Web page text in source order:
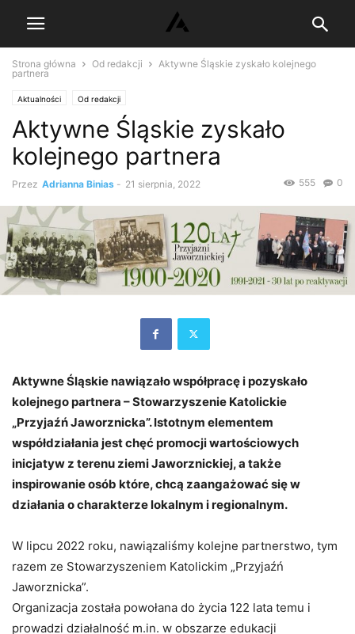
Strona główna Od redakcji
Aktywne Śląskie zyskało kolejnego
partnera
Aktualności Od redakcji
Aktywne Śląskie zyskało
kolejnego partnera
Przez Adrianna Binias - 21 sierpnia, 2022 0
555
Aktywne Śląskie nawiązało współpracę i pozyskało
kolejnego partnera – Stowarzyszenie Katolickie
„Przyjaźń Jaworznicka”. Istotnym elementem
współdziałania jest chęć promocji wartościowych
inicjatyw z terenu ziemi Jaworznickiej, a także
inspirowanie osób które, chcą zaangażować się w
działania o charakterze lokalnym i regionalnym.
W lipcu 2022 roku, nawiązaliśmy kolejne partnerstwo, tym
razem ze Stowarzyszeniem Katolickim „Przyjaźń
Jaworznicka”.
Organizacja została powołana do życia 122 lata temu i
prowadzi działalność m.in. w obszarze edukacji